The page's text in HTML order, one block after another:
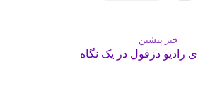
خبر پیشین
رادیو دزفول در یک نگاه